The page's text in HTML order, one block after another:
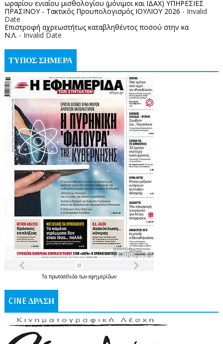
ωραρίου ενιαίου μισθολογίου (μόνιμοι και ΙΔΑΧ) ΥΠΗΡΕΣΙΕΣ
ΠΡΑΣΙΝΟΥ - Τακτικός Προυπολογισμός ΙΟΥΛΙΟΥ 2026 - Invalid
Date
Επιστροφή αχρεωστήτως καταβληθέντος ποσoύ στην κα
Ν.Λ. - Invalid Date
ΤΥΠΟΣ ΣΗΜΕΡΑ
Τα πρωτοσέλιδατων εφημερίδων
CINE ΔΡΑΣΗ